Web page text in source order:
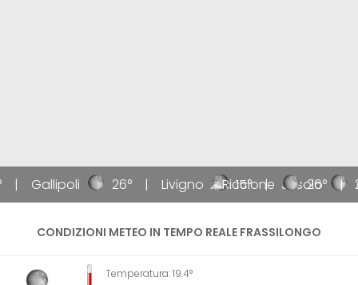
Gallipoli 26° Livigno 15° Jesolo
Riccione 26°
CONDIZIONI METEO IN TEMPO REALE FRASSILONGO
Temperatura: 19.4°